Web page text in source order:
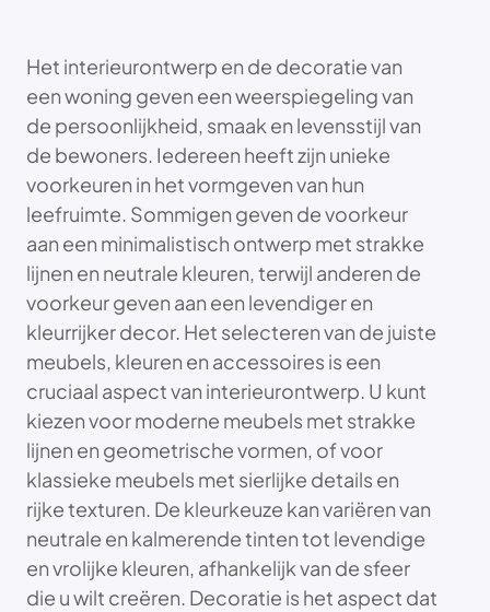
Het interieurontwerp en de decoratie van
een woning geven een weerspiegeling van
de persoonlijkheid, smaak en levensstijl van
de bewoners. Iedereen heeft zijn unieke
voorkeuren in het vormgeven van hun
leefruimte. Sommigen geven de voorkeur
aan een minimalistisch ontwerp met strakke
lijnen en neutrale kleuren, terwijl anderen de
voorkeur geven aan een levendiger en
kleurrijker decor. Het selecteren van de juiste
meubels, kleuren en accessoires is een
cruciaal aspect van interieurontwerp. U kunt
kiezen voor moderne meubels met strakke
lijnen en geometrische vormen, of voor
klassieke meubels met sierlijke details en
rijke texturen. De kleurkeuze kan variëren van
neutrale en kalmerende tinten tot levendige
en vrolijke kleuren, afhankelijk van de sfeer
die u wilt creëren. Decoratie is het aspect dat